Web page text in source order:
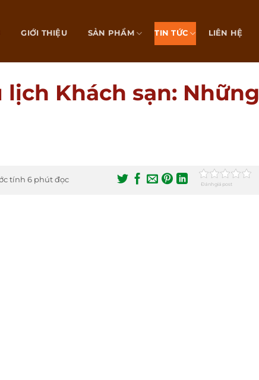
GIỚI THIỆU SẢN PHẨM TIN TỨC LIÊN HỆ
Khách sạn: Những
tính 6 phút đọc Đánh giá post